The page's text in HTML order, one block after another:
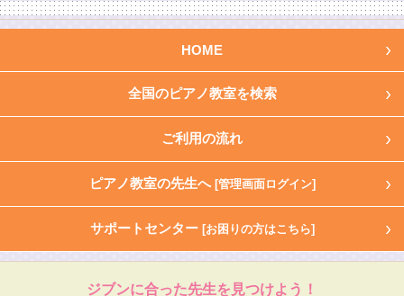
HOME
全国のピアノ教室を検索
ご利用の流れ
ピアノ教室の先生へ [管理画面ログイン]
サポートセンター [お困りの方はこちら]
ジブンに合った先生を見つけよう！